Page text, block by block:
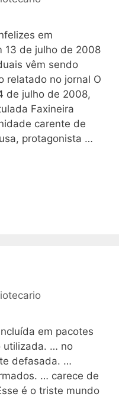
em
13 de julho de 2008
vêm sendo
relatado no jornal O
de julho de 2008,
Faxineira
carente de
protagonista …
em pacotes
utilizada. … no
defasada. …
… carece de
é o triste mundo